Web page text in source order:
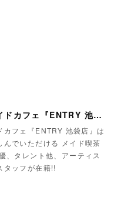
カジュアルメイドカフェ『ENTRY 池袋店』
カフェ『ENTRY 池袋店』は
んでいただける メイド喫茶
、タレント他、アーティス
タッフが在籍!!